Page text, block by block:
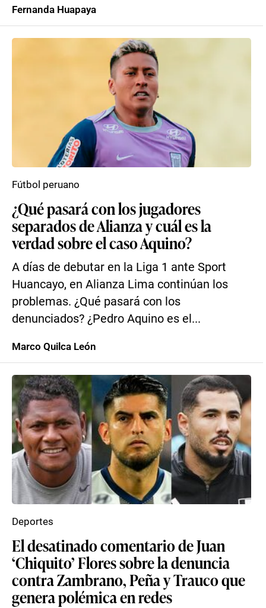
Fernanda Huapaya
¿Qué pasará con los jugadores
separados de Alianza y cuál es la
verdad sobre el caso Aquino?
A días de debutar en la Liga 1 ante Sport
Huancayo, en Alianza Lima continúan los
problemas. ¿Qué pasará con los
denunciados? ¿Pedro Aquino es el...
Fútbol peruano
Marco Quilca León
El desatinado comentario de Juan
‘Chiquito’ Flores sobre la denuncia
contra Zambrano, Peña y Trauco que
genera polémica en redes
Deportes